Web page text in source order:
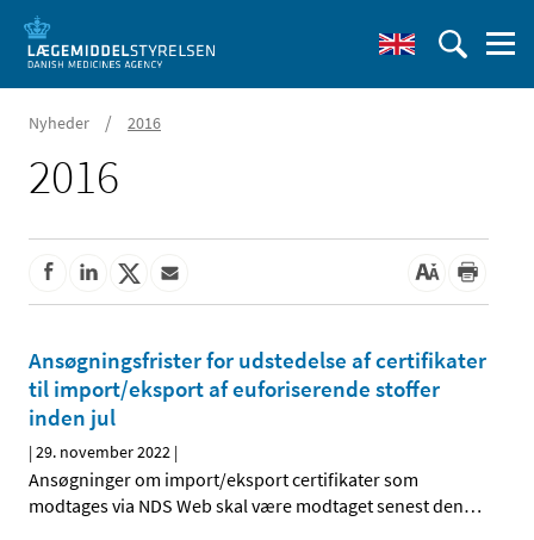
Nyheder / 2016
2016
Ansøgningsfrister for udstedelse af certifikater
til import/eksport af euforiserende stoffer
inden jul
|29. november 2022 |
Ansøgninger om import/eksport certifikater som
modtages via NDS Web skal være modtaget senest den…